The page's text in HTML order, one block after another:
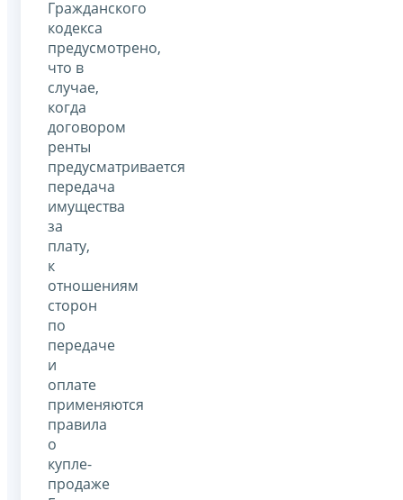
Гражданского
кодекса
предусмотрено,
что в
случае,
когда
договором
ренты
предусматривается
передача
имущества
за
плату,
к
отношениям
сторон
по
передаче
и
оплате
применяются
правила
о
купле-
продаже